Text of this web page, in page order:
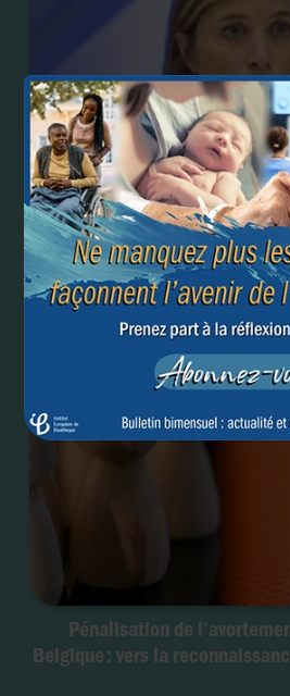
Belgique – Projet de
12, 14 ou 18 semaines, une
un choix
Pénalisation de
Belgique : vers la